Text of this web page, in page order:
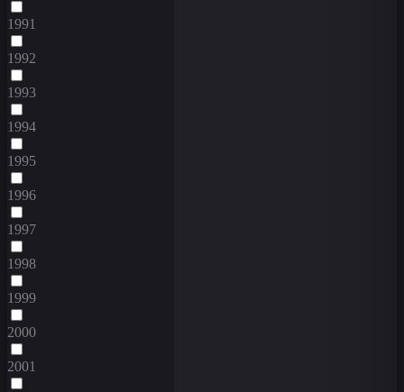
1991
1992
1993
1994
1995
1996
1997
1998
1999
2000
2001